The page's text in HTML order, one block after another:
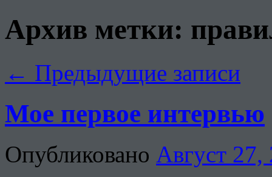
Архив метки:
← Предыдущие записи
Мое первое интервью
Опубликовано Август 27,